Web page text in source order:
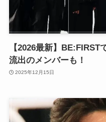
【2026最新】
流出のメンバーも！
2025年12月15日